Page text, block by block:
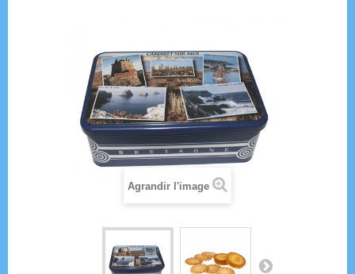
Agrandir l'image